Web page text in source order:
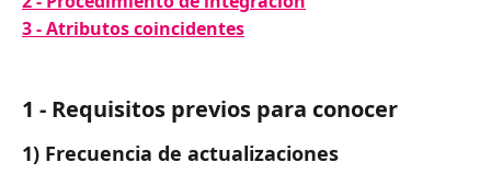
3 - Atributos coincidentes
1 - Requisitos previos para conocer
1) Frecuencia de actualizaciones